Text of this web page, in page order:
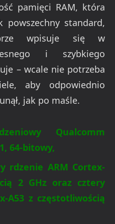
pamięci RAM, która
powszechny standard,
wpisuje się w
i szybkiego
– wcale nie potrzeba
aby odpowiednio
jak po maśle.
Qualcomm
64-bitowy,
rdzenie ARM Cortex-
2 GHz oraz cztery
A53 z częstotliwością